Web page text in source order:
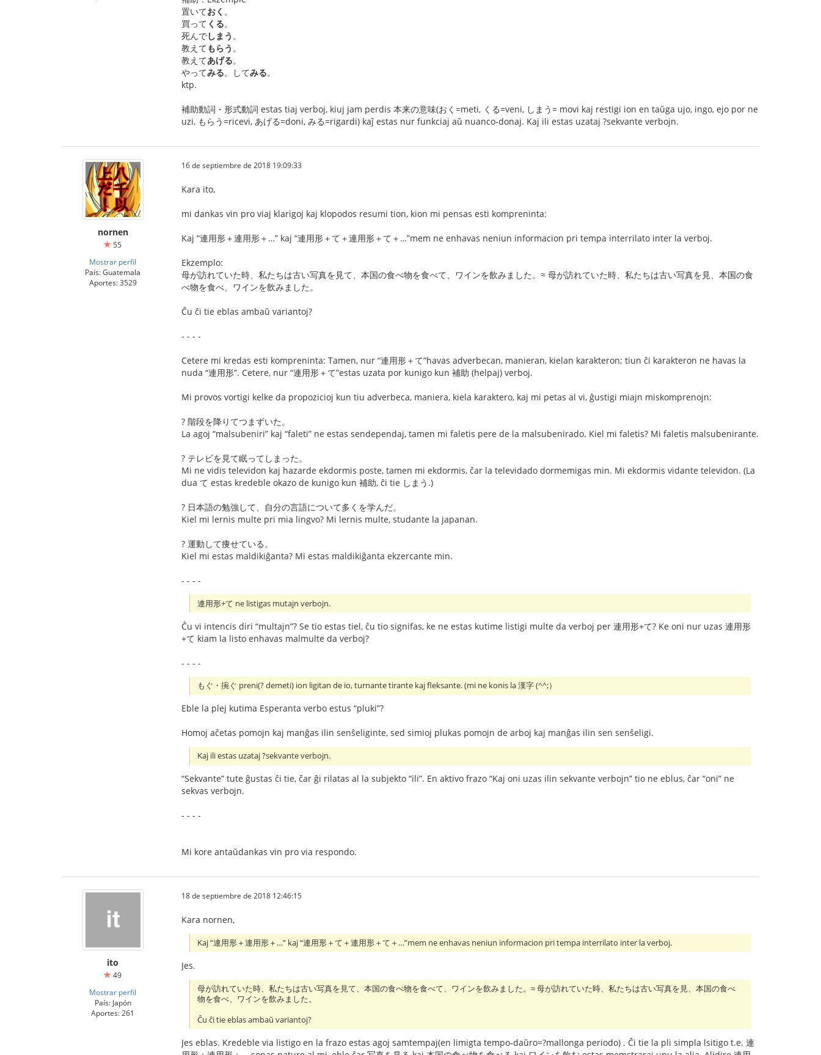
置いておく 。
買って くる。
死んでしまう 。
教えてもらう 。
教えてあげる。
やってみる。してみる。
ktp.
補助動詞・形式動詞 estas tiaj verboj, kiuj jam perdis 本来の意味(おく=meti, くる=veni, しまう= movi kaj restigi ion en taŭga ujo, ingo, ejo por ne
uzi, もらう=ricevi, あげる=doni, みる=rigardi) kaĵ estas nur funkciaj aŭ nuanco-donaj. Kaj ili estas uzataj ?sekvante verbojn.
nornen
55
Mostrar perfil
País: Guatemala
Aportes: 3529
16 de septiembre de 2018 19:09:33
Kara ito,
mi dankas vin pro viaj klarigoj kaj klopodos resumi tion, kion mi pensas esti kompreninta:
Kaj “連用形＋連用形＋…” kaj “連用形＋て＋連用形＋て＋…”mem ne enhavas neniun informacion pri tempa interrilato inter la verboj.
Ekzemplo:
母が訪れていた時、私たちは古い写真を見て、本国の食べ物を食べて、ワインを飲みました。≈ 母が訪れていた時、私たちは古い写真を見、本国の食
べ物を食べ、ワインを飲みました。
Ĉu ĉi tie eblas ambaŭ variantoj?
- - - -
Cetere mi kredas esti kompreninta: Tamen, nur “連用形＋て”havas adverbecan, manieran, kielan karakteron; tiun ĉi karakteron ne havas la
nuda “連用形”. Cetere, nur “連用形＋て”estas uzata por kunigo kun 補助 (helpaj) verboj.
Mi provos vortigi kelke da propozicioj kun tiu adverbeca, maniera, kiela karaktero, kaj mi petas al vi, ĝustigi miajn miskomprenojn:
? 階段を降りてつまずいた。
La agoj “malsubeniri” kaj “faleti” ne estas sendependaj, tamen mi faletis pere de la malsubenirado. Kiel mi faletis? Mi faletis malsubenirante.
? テレビを見て眠ってしまった。
Mi ne vidis televidon kaj hazarde ekdormis poste, tamen mi ekdormis, ĉar la televidado dormemigas min. Mi ekdormis vidante televidon. (La
dua て estas kredeble okazo de kunigo kun 補助, ĉi tie しまう.)
? 日本語の勉強して、自分の言語について多くを学んだ。
Kiel mi lernis multe pri mia lingvo? Mi lernis multe, studante la japanan.
? 運動して痩せている。
Kiel mi estas maldikiĝanta? Mi estas maldikiĝanta ekzercante min.
- - - -
連用形+て ne listigas mutajn verbojn.
Ĉu vi intencis diri “multajn”? Se tio estas tiel, ĉu tio signifas, ke ne estas kutime listigi multe da verboj per 連用形+て? Ke oni nur uzas 連用形
+て kiam la listo enhavas malmulte da verboj?
- - - -
もぐ・捥ぐ preni(? demeti) ion ligitan de io, turnante tirante kaj fleksante. (mi ne konis la 漢字 (^^;）
Eble la plej kutima Esperanta verbo estus “pluki”?
Homoj aĉetas pomojn kaj manĝas ilin senŝeliginte, sed simioj plukas pomojn de arboj kaj manĝas ilin sen senŝeligi.
Kaj ili estas uzataj ?sekvante verbojn.
“Sekvante” tute ĝustas ĉi tie, ĉar ĝi rilatas al la subjekto “ili”. En aktivo frazo “Kaj oni uzas ilin sekvante verbojn” tio ne eblus, ĉar “oni” ne
sekvas verbojn.
- - - -
Mi kore antaŭdankas vin pro via respondo.
ito
49
Mostrar perfil
País: Japón
Aportes: 261
18 de septiembre de 2018 12:46:15
Kara nornen,
Kaj “連用形＋連用形＋…” kaj “連用形＋て＋連用形＋て＋…”mem ne enhavas neniun informacion pri tempa interrilato inter la verboj.
Jes.
母が訪れていた時、私たちは古い写真を見て、本国の食べ物を食べて、ワインを飲みました。≈ 母が訪れていた時、私たちは古い写真を見、本国の食べ
物を食べ、ワインを飲みました。
Ĉu ĉi tie eblas ambaŭ variantoj?
Jes eblas. Kredeble via listigo en la frazo estas agoj samtempaj(en limigta tempo-daŭro=?mallonga periodo) . Ĉi tie la pli simpla lsitigo t.e. 連